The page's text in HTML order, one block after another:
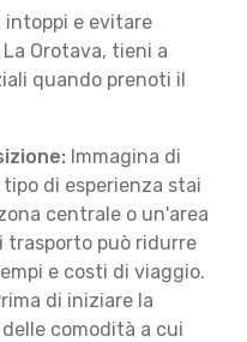
intoppi e evitare
Orotava, tieni a
quando prenoti il
Immagina di
di esperienza stai
centrale o un'area
può ridurre
e costi di viaggio.
di iniziare la
comodità a cui